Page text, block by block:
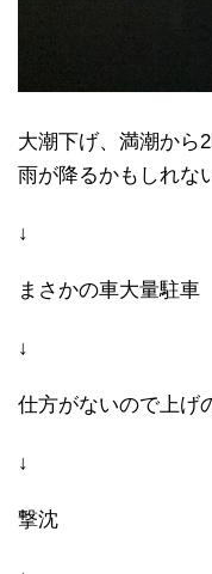
大潮下げ、満潮から
雨が降るかもしれな
↓
まさかの車大量駐車
↓
仕方がないので上げ
↓
撃沈